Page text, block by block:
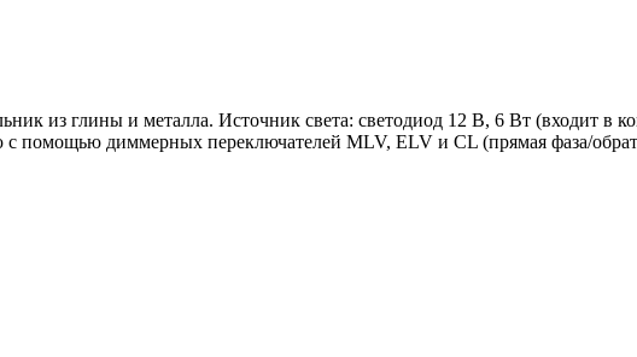
из глины и металла. Источник света: светодиод 12 В, 6 Вт (входит в
помощью диммерных переключателей MLV, ELV и CL (прямая фаза/